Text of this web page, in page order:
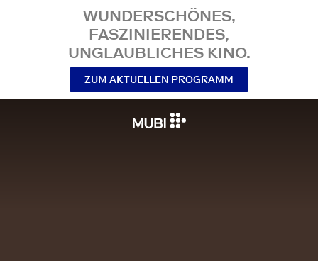
WUNDERSCHÖNES,
FASZINIERENDES,
UNGLAUBLICHES KINO.
ZUM AKTUELLEN PROGRAMM